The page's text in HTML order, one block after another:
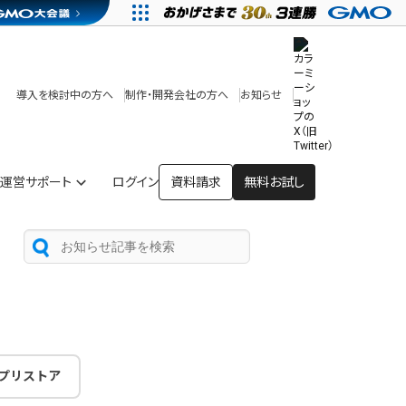
運営サポート ログイン 資料請求 無料お試し
導入を検討中の方へ 制作・開発会社の方へ お知らせ
その他
テンプレート一覧
ヘルプセンター
リストア